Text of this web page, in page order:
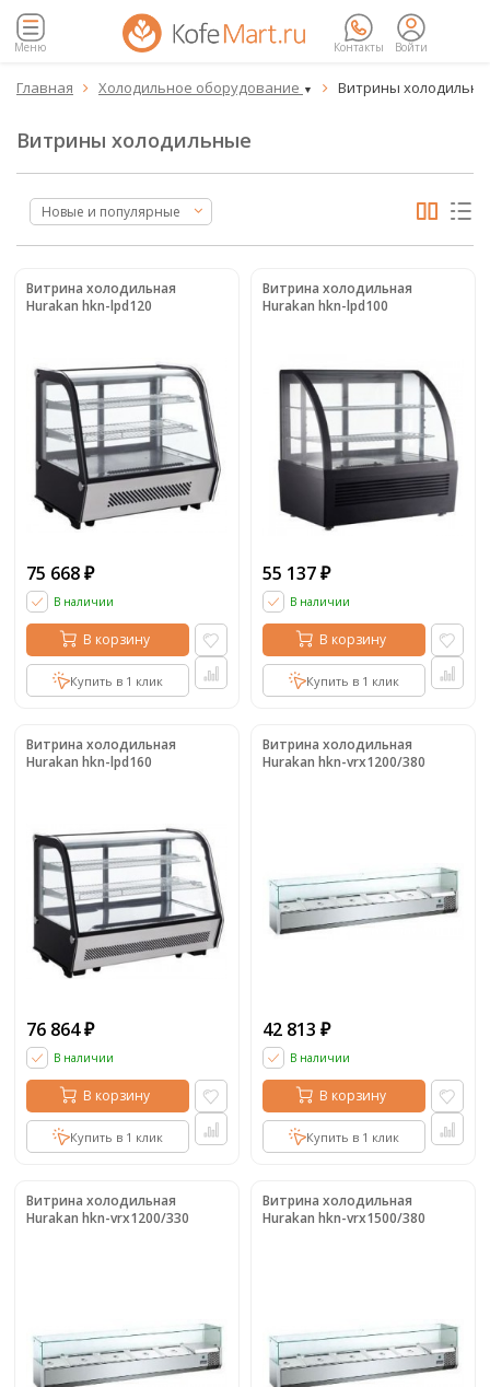
Меню Контакты Войти
Главная  Холодильное оборудование ▼  Витрины
Витрины холодильные
Новые и популярные
Витрина холодильная
Hurakan hkn-lpd120
75 668 ₽
В наличии
В корзину
Купить в 1 клик
Витрина холодильная
Hurakan hkn-lpd100
55 137 ₽
В наличии
В корзину
Купить в 1 клик
Витрина холодильная
Hurakan hkn-lpd160
76 864 ₽
В наличии
В корзину
Купить в 1 клик
Витрина холодильная
Hurakan hkn-vrx1200/380
42 813 ₽
В наличии
В корзину
Купить в 1 клик
Витрина холодильная
Hurakan hkn-vrx1200/330
Витрина холодильная
Hurakan hkn-vrx1500/380